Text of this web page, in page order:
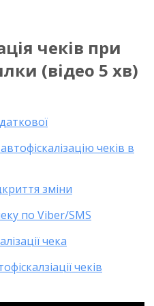
чеків при
(відео 5 хв)
чеків в
зміни
по Viber/SMS
чека
чеків